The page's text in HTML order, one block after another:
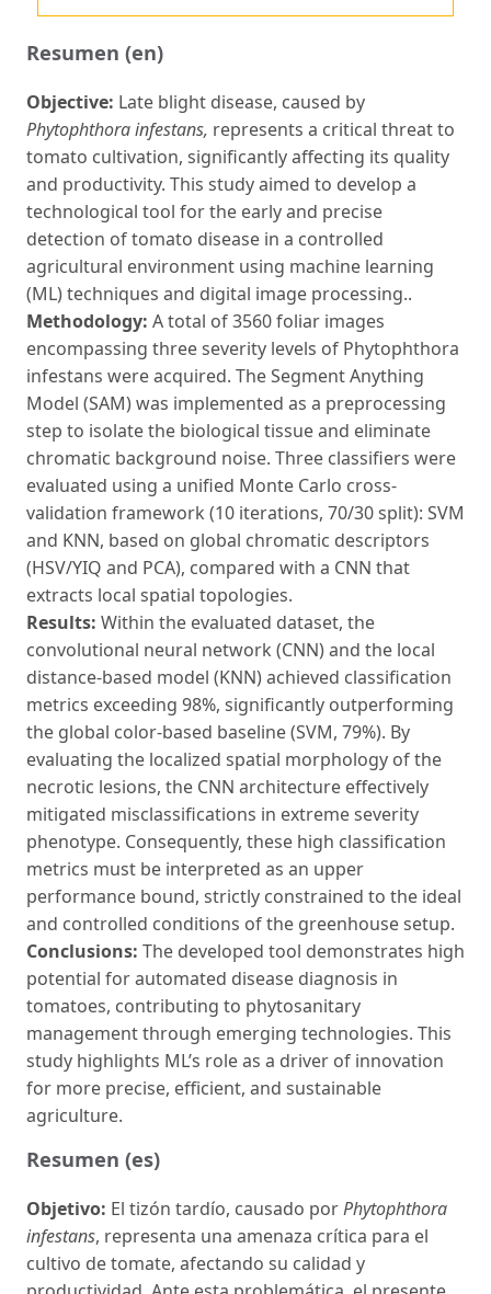
Resumen (en)
Objective: Late blight disease, caused by
Phytophthora infestans, represents a critical threat to
tomato cultivation, significantly affecting its quality
and productivity. This study aimed to develop a
technological tool for the early and precise
detection of tomato disease in a controlled
agricultural environment using machine learning
(ML) techniques and digital image processing..
Methodology: A total of 3560 foliar images
encompassing three severity levels of Phytophthora
infestans were acquired. The Segment Anything
Model (SAM) was implemented as a preprocessing
step to isolate the biological tissue and eliminate
chromatic background noise. Three classifiers were
evaluated using a unified Monte Carlo cross-
validation framework (10 iterations, 70/30 split): SVM
and KNN, based on global chromatic descriptors
(HSV/YIQ and PCA), compared with a CNN that
extracts local spatial topologies.
Results: Within the evaluated dataset, the
convolutional neural network (CNN) and the local
distance-based model (KNN) achieved classification
metrics exceeding 98%, significantly outperforming
the global color-based baseline (SVM, 79%). By
evaluating the localized spatial morphology of the
necrotic lesions, the CNN architecture effectively
mitigated misclassifications in extreme severity
phenotype. Consequently, these high classification
metrics must be interpreted as an upper
performance bound, strictly constrained to the ideal
and controlled conditions of the greenhouse setup.
Conclusions: The developed tool demonstrates high
potential for automated disease diagnosis in
tomatoes, contributing to phytosanitary
management through emerging technologies. This
study highlights ML’s role as a driver of innovation
for more precise, efficient, and sustainable
agriculture.
Resumen (es)
Objetivo: El tizón tardío, causado porPhytophthora
infestans, representa una amenaza crítica para el
cultivo de tomate, afectando su calidad y